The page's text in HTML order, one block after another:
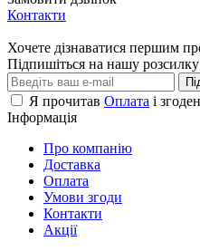
Контакти
Хочете дізнаватися першим
Підпишіться на нашу розсилку
Я прочитав Оплата і
Інформація
Про компанію
Доставка
Оплата
Умови згоди
Контакти
Акції